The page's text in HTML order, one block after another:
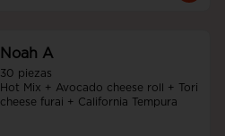
Noah A
30 piezas
Hot Mix + Avocado cheese roll + Tori
cheese furai + California Tempura